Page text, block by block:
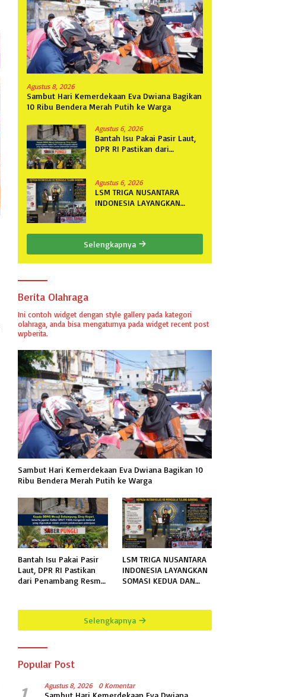
Agustus 8, 2026
Sambut Hari Kemerdekaan Eva Dwiana Bagikan
10 Ribu Bendera Merah Putih ke Warga
Agustus 6, 2026
Bantah Isu Pakai Pasir Laut,
DPR RI Pastikan dari
Sejati Sudah Sesuai
Spesifikasi
Agustus 6, 2026
LSM TRIGA NUSANTARA
INDONESIA LAYANGKAN
KELAS IIB MENGGALA TERKAIT
PERMOHONAN INFORMASI
PUBLIK
Selengkapnya
Berita Olahraga
Ini contoh widget dengan style gallery pada kategori
olahraga, anda bisa mengaturnya pada widget recent post
wpberita.
Sambut Hari Kemerdekaan Eva Dwiana Bagikan 10
Ribu Bendera Merah Putih ke Warga
Bantah Isu Pakai Pasir
Laut, DPR RI Pastikan
dari Penambang Resmi,
Sudah Sesuai
LSM TRIGA NUSANTARA
INDONESIA LAYANGKAN
SOMASI KEDUA DAN
MENGGALA TERKAIT
PERMOHONAN
Selengkapnya
Popular Post
Agustus 8, 2026 0 Komentar